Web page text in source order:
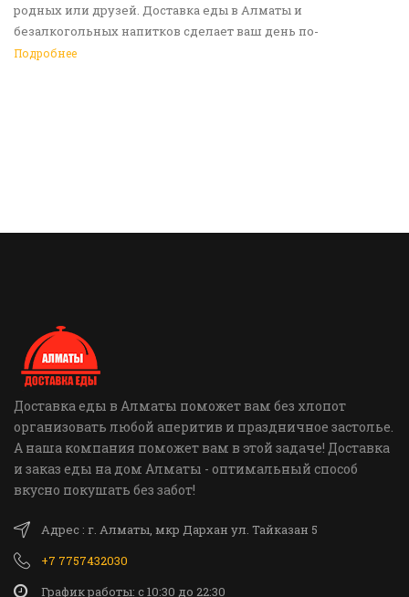
родных или друзей. Доставка еды в Алматы и
безалкогольных напитков сделает ваш день по-
настоящему ярким и беззаботным. Обращайтесь к нам за
Подробнее
Доставка еды в Алматы поможет вам без хлопот
организовать любой аперитив и праздничное застолье.
А наша компания поможет вам в этой задаче! Доставка
и заказ еды на дом Алматы - оптимальный способ
вкусно покушать без забот!
Адрес : г. Алматы, мкр Дархан ул. Тайказан 5
+7 7757432030
График работы: c 10:30 до 22:30